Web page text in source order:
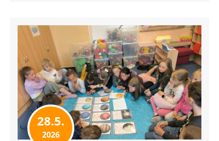
28.5.
2026